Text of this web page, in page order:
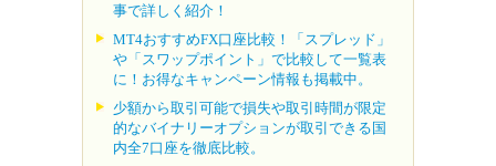
事で詳しく紹介！
MT4おすすめFX口座比較！「スプレッド」
や「スワップポイント」で比較して一覧表
に！お得なキャンペーン情報も掲載中。
少額から取引可能で損失や取引時間が限定
的なバイナリーオプションが取引できる国
内全7口座を徹底比較。